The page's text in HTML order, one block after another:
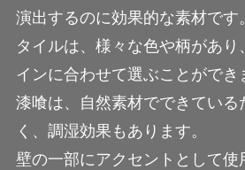
演出するのに効果的な素材です。
タイルは、様々な色や柄があ
インに合わせて選ぶことができ
漆喰は、自然素材でできている
く、調湿効果もあります。
壁の一部にアクセントとして使